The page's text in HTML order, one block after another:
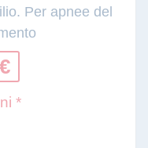
Per apnee del
*